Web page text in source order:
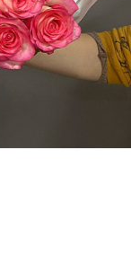
и
Мы не